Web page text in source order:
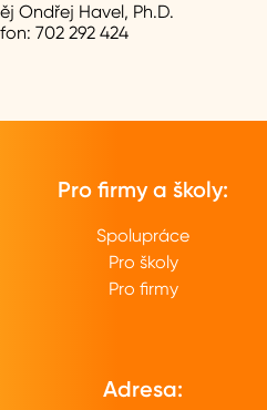
Ondřej Havel, Ph.D.
702 292 424
Pro firmy a školy:
Spolupráce
Pro školy
Pro firmy
Adresa: